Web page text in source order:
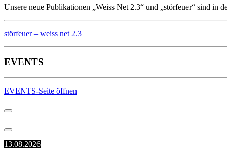
Unsere neue Publikationen „Weiss Net 2.3“ und „störfeuer“ sind in
störfeuer – weiss net 2.3
EVENTS
EVENTS-Seite öffnen
13.08.2026